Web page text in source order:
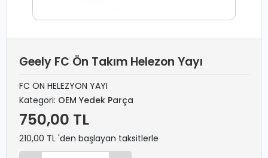
Geely FC Ön Takım Helezon Yayı
FC ÖN HELEZYON YAYI
Kategori: OEM Yedek Parça
750,00 TL
210,00 TL 'den başlayan taksitlerle